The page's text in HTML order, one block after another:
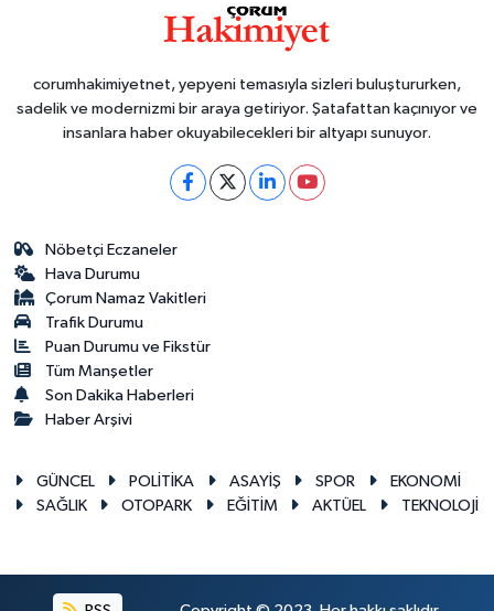
corumhakimiyetnet, yepyeni temasıyla sizleri buluştururken,
sadelik ve modernizmi bir araya getiriyor. Şatafattan kaçınıyor ve
insanlara haber okuyabilecekleri bir altyapı sunuyor.
Nöbetçi Eczaneler
Hava Durumu
Çorum Namaz Vakitleri
Trafik Durumu
Puan Durumu ve Fikstür
Tüm Manşetler
Son Dakika Haberleri
Haber Arşivi
GÜNCEL POLİTİKA ASAYİŞ SPOR
EKONOMİ
SAĞLIK
OTOPARK EĞİTİM AKTÜEL TEKNOLOJİ